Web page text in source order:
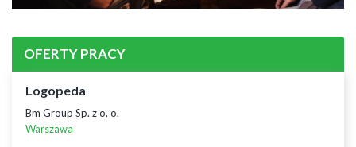
OFERTY PRACY
Logopeda
Bm Group Sp. z o. o.
Warszawa